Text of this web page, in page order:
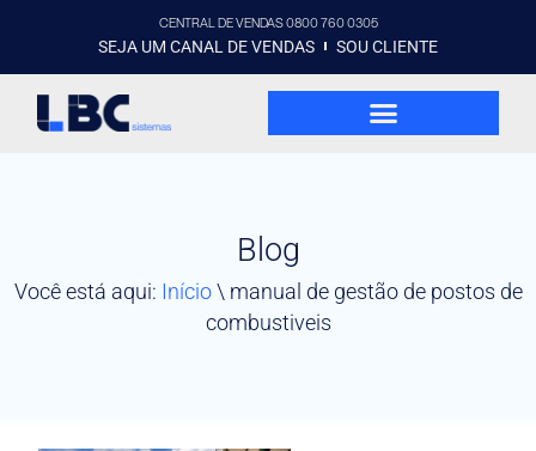
CENTRAL DE VENDAS 0800 760 0305
SEJA UM CANAL DE VENDAS SOU CLIENTE
Blog
Você está aqui: Início\ manual de gestão de postos de
combustiveis